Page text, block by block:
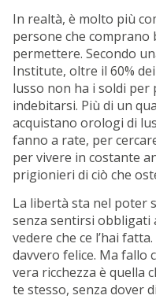
In realtà, è molto più
persone che comprano
permettere. Secondo
Institute, oltre il 60%
lusso non ha i soldi per
indebitarsi. Più di un
acquistano orologi di
fanno a rate, per
per vivere in costante
prigionieri di ciò che
La libertà sta nel poter
senza sentirsi obbligati
vedere che ce l’hai
davvero felice. Ma fallo
vera ricchezza è quella
te stesso, senza dover